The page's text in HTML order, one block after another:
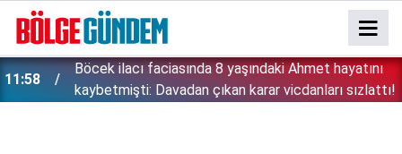
11:58
Böcek ilacı faciasında 8 yaşındaki Ahmet hayatını
kaybetmişti: Davadan çıkan karar vicdanları sızlattı!